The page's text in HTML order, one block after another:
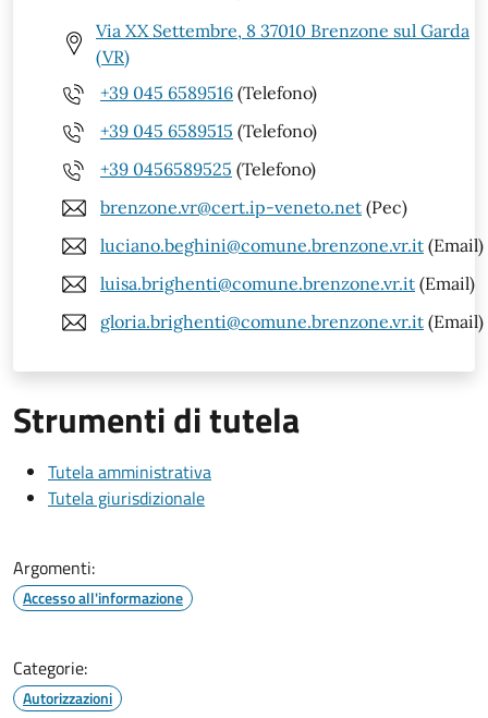
Via XX Settembre, 8 37010 Brenzone sul Garda
(VR)
+39 045 6589516 (Telefono)
+39 045 6589515 (Telefono)
+39 0456589525 (Telefono)
brenzone.vr@cert.ip-veneto.net (Pec)
luciano.beghini@comune.brenzone.vr.it (Email)
luisa.brighenti@comune.brenzone.vr.it (Email)
gloria.brighenti@comune.brenzone.vr.it (Email)
Strumenti di tutela
Tutela amministrativa
Tutela giurisdizionale
Argomenti:
Accesso all'informazione
Categorie:
Autorizzazioni